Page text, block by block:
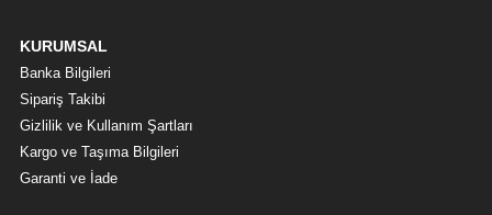
KURUMSAL
Banka Bilgileri
Sipariş Takibi
Gizlilik ve Kullanım Şartları
Kargo ve Taşıma Bilgileri
Garanti ve İade